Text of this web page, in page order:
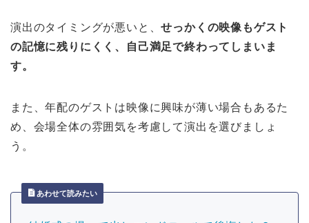
演出のタイミングが悪いと、せっかくの映像もゲスト
の記憶に残りにくく、自己満足で終わってしまいま
す。
また、年配のゲストは映像に興味が薄い場合もあるた
め、会場全体の雰囲気を考慮して演出を選びましょ
う。
あわせて読みたい